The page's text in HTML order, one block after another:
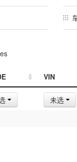
VIN
未选